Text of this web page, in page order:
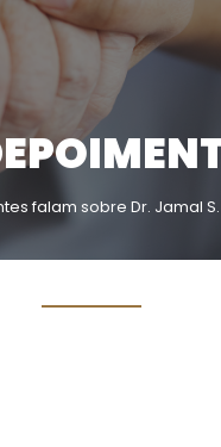
falam sobre Dr. Jamal